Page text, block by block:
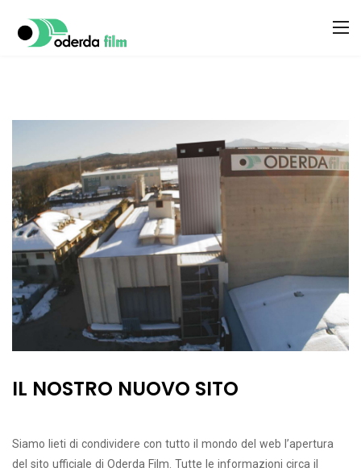
IL NOSTRO NUOVO SITO
Siamo lieti di condividere con tutto il mondo del web l’apertura
del sito ufficiale di Oderda Film. Tutte le informazioni circa il